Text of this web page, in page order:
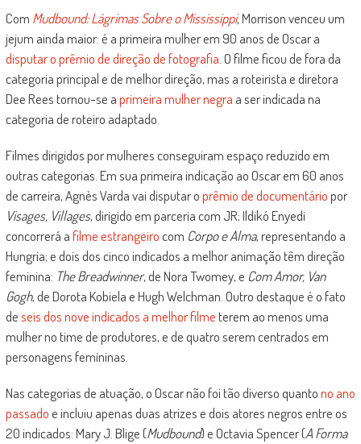
Com Mudbound: Lágrimas Sobre o Mississippi,Morrison venceu um
jejum ainda maior: é a primeira mulher em 90 anos de Oscar a
disputar o prêmio de direção de fotografia . O filme ficou de fora da
categoria principal e de melhor direção, mas a roteirista e diretora
Dee Rees tornou-se aprimeira mulher negra a ser indicada na
categoria de roteiro adaptado.
Filmes dirigidos por mulheres conseguiram espaço reduzido em
outras categorias. Em sua primeira indicação ao Oscar em 60 anos
de carreira, Agnès Varda vai disputar oprêmio de documentáriopor
Visages, Villages, dirigido em parceria com JR;Ildikó Enyedi
concorrerá afilme estrangeirocom Corpo e Alma, representando a
Hungria; e dois dos cinco indicados a melhor animação têm direção
feminina: The Breadwinner, de Nora Twomey, e Com Amor, Van
Gogh, de Dorota Kobiela e Hugh Welchman. Outro destaque é o fato
deseis dos nove indicados a melhor filmeterem ao menos uma
mulher no time de produtores, e de quatro serem centrados em
personagens femininas.
Nas categorias de atuação, o Oscar não foi tão diverso quantono ano
passadoe incluiu apenas duas atrizes e dois atores negros entre os
20 indicados: Mary J. Blige (Mudbound) e Octavia Spencer (A Forma